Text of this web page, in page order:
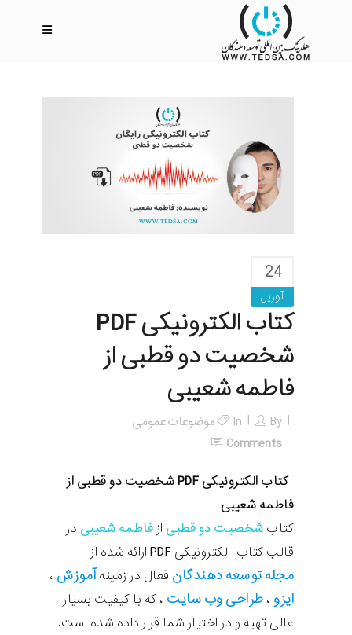
24
آوریل
کتاب الکترونیکی PDF
شخصیت دو قطبی از
فاطمه شعیبی
By
In
موضوعات عمومی
Comments
کتاب الکترونیکی
شخصیت دو قطبی از
فاطمه شعیبی
کتاب شخصیت دو قطبی از فاطمه شعیبی در
قالب کتاب الکترونیکی PDF ارائه شده از
مجلهتوسعه دهندگان فعال در زمینهآموزش ،
ایزو ، طراحی وب سایت ، که با کیفیت بسیار
عالی تهیه و در اختیار شما قرار داده شده است.